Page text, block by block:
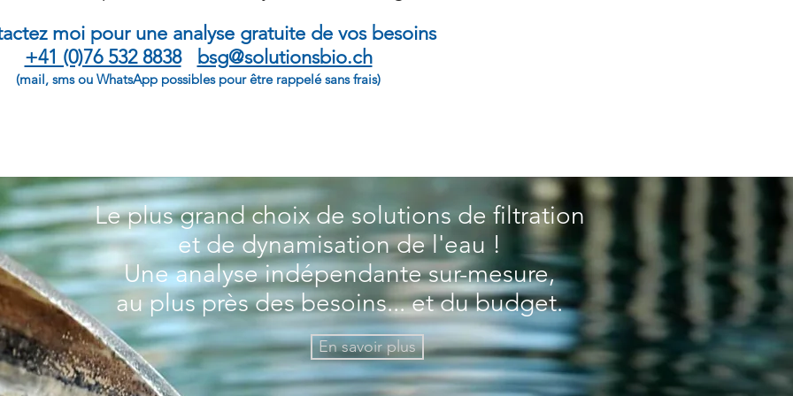
moi pour une analyse gratuite de vos besoins
+41 (0)76 532 8838
bsg@solutionsbio.ch
(mail, sms ou WhatsApp possibles pour être rappelé sans frais)
Le plus grand choix de solutions de filtration
et de dynamisation de l'eau !
Une analyse indépendante sur-mesure,
au plus près des besoins... et du budget.
En savoir plus